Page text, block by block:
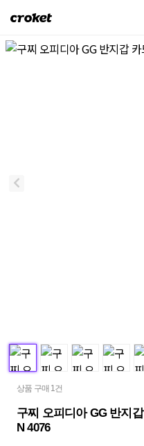
크
켓
상품 구매 1건
구찌 오피디아 GG 반지
N 4076